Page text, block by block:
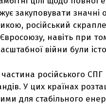
закуповувати значні
російський
Євросоюзу, навіть при
війни були
російського СПГ
У цих країнах
для стабільного